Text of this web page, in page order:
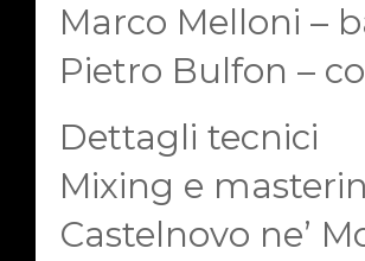
Marco Melloni –
Pietro Bulfon –
Dettagli tecnici
Mixing e
Castelnovo ne’